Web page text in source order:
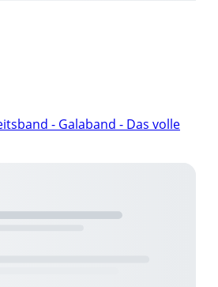
- Galaband - Das volle